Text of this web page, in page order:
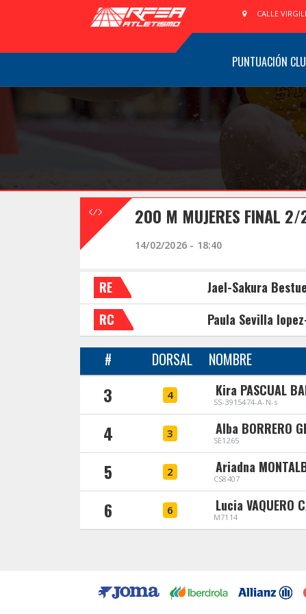
CALLE
PUNTUACIÓN
200 M MUJERES FINAL 2/
14/02/2026 - 18:40
RE Jael-Sakura
RC Paula Sevilla
# DORSAL NOMBRE
3 4 Kira PASCUAL
SS-3915474-A-N-s
4 3 Alba BORRERO
SE1265
5 2 Ariadna
CS8407
6 6 Lucia VAQUERO
M7114